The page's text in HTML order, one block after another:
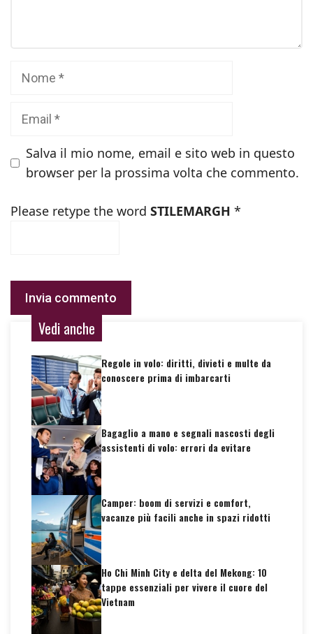
Salva il mio nome, email e sito web in questo
browser per la prossima volta che commento.
Please retype the word STILEMARGH *
Vedi anche
Regole in volo: diritti, divieti e multe da
conoscere prima di imbarcarti
Bagaglio a mano e segnali nascosti degli
assistenti di volo: errori da evitare
Camper: boom di servizi e comfort,
vacanze più facili anche in spazi ridotti
Ho Chi Minh City e delta del Mekong: 10
tappe essenziali per vivere il cuore del
Vietnam